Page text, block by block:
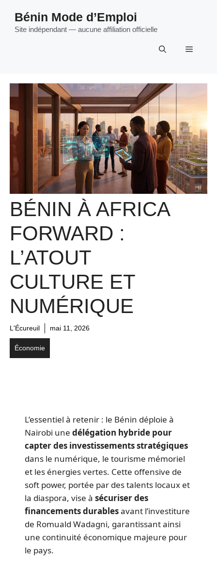
contenu
Bénin Mode d’Emploi
Site indépendant — aucune affiliation officielle
Menu
BÉNIN À AFRICA
FORWARD :
L’ATOUT
CULTURE ET
NUMÉRIQUE
L'Écureuil mai 11, 2026
Économie
L’essentiel à retenir : le Bénin déploie à
Nairobi unedélégation hybride pour
capter des investissements stratégiques
dans le numérique, le tourisme mémoriel
et les énergies vertes. Cette offensive de
soft power, portée par des talents locaux et
la diaspora, vise àsécuriser des
financements durablesavant l’investiture
de Romuald Wadagni, garantissant ainsi
une continuité économique majeure pour
le pays.